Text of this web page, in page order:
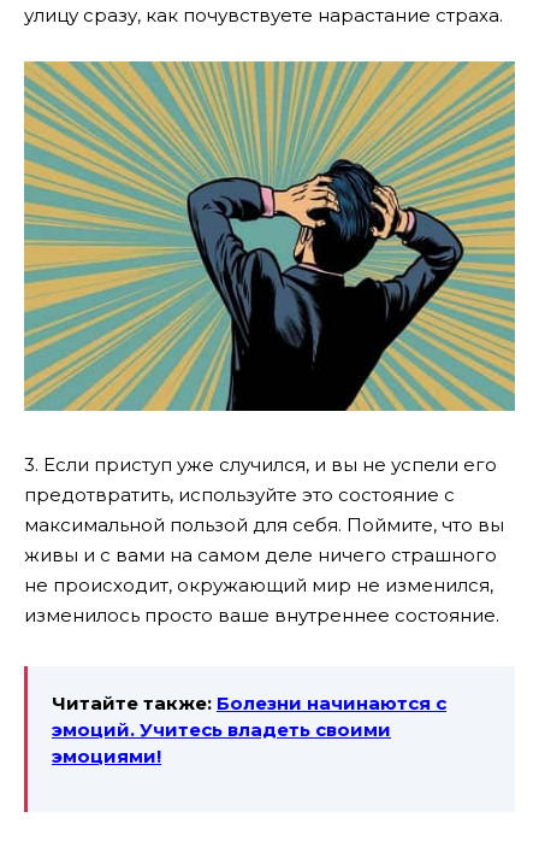
улицу сразу, как почувствуете нарастание страха.
3. Если приступ уже случился, и вы не успели его
предотвратить, используйте это состояние с
максимальной пользой для себя. Поймите, что вы
живы и с вами на самом деле ничего страшного
не происходит, окружающий мир не изменился,
изменилось просто ваше внутреннее состояние.
Читайте также: Болезни начинаются с
эмоций. Учитесь владеть своими
эмоциями!